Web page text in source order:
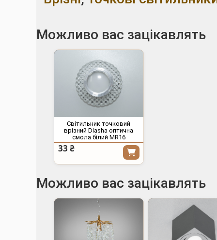
Можливо вас зацікавлять
Світильник точковий
врізний Diasha оптична
смола білий MR16
33 ₴
Можливо вас зацікавлять